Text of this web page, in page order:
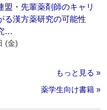
盟・先輩薬剤師のキャリ
る漢方薬研究の可能性
…
(金)
もっと見る »
薬学生向け書籍 »